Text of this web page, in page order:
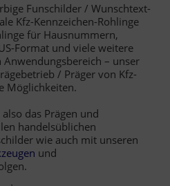
Funschilder / Wunschtext-
Kfz-Kennzeichen-Rohlinge
für Hausnummern,
Format und viele weitere
– unser
/ Präger von Kfz-
Möglichkeiten.
das Prägen und
handelsüblichen
wie auch mit unseren
und